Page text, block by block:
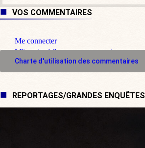
VOS COMMENTAIRES
Me connecter
M'inscrire à l'espace commentaire
Charte d'utilisation des commentaires
REPORTAGES/GRANDES ENQUÊTES